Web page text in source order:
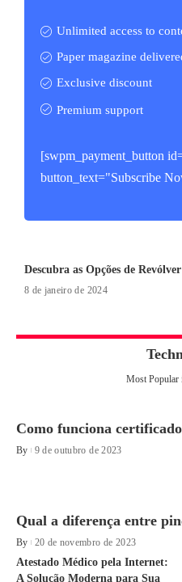
Unlimited access to
Paper magazine
Exclusive discount
Premium support
[swpm_payment_button
button_text="Subscribe
Descubra as Opções de
8 de janeiro de 2024
Most
Como funciona
By 9 de outubro de 2023
Qual a diferença entre
By 20 de novembro de 2023
Atestado Médico pela Internet:
A Solução Moderna para Sua